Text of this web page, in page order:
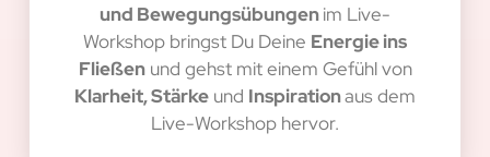
und Bewegungsübungenim Live-
Workshop bringst Du Deine Energie ins
Fließenund gehst mit einem Gefühl von
Klarheit, Stärke und Inspirationaus dem
Live-Workshop hervor.